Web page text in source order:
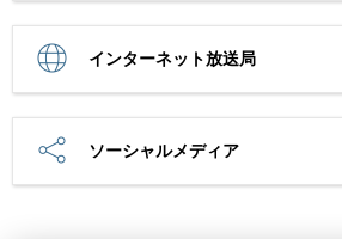
インターネット放送局
ソーシャルメディア